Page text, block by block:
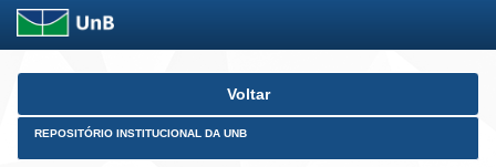
Skip
Voltar
REPOSITÓRIO INSTITUCIONAL DA UNB